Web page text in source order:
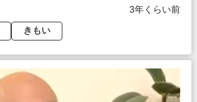
3年くらい前
きもい